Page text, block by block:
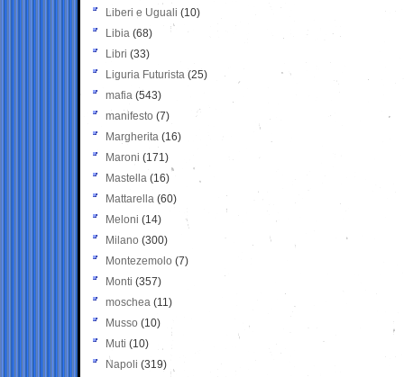
Liberi e Uguali (10)
Libia (68)
Libri (33)
Liguria Futurista (25)
mafia (543)
manifesto (7)
Margherita (16)
Maroni (171)
Mastella (16)
Mattarella (60)
Meloni (14)
Milano (300)
Montezemolo (7)
Monti (357)
moschea (11)
Musso (10)
Muti (10)
Napoli (319)